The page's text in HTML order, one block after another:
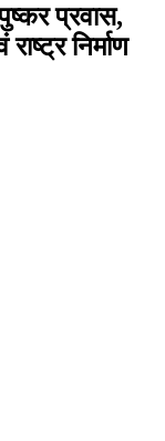
प्रवास,
निर्माण